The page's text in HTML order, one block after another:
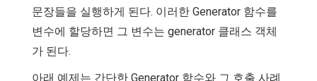
문장들을 실행하게 된다. 이러한 Generator 함수를
변수에 할당하면 그 변수는 generator 클래스 객체
가 된다.
아래 예제는 간단한 Generator 함수와 그 호출 사례